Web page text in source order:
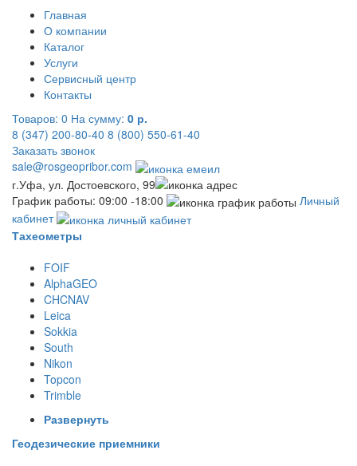
Главная
О компании
Каталог
Услуги
Сервисный центр
Контакты
Товаров: 0 На сумму: 0 р.
8 (347) 200-80-40 8 (800) 550-61-40
Заказать звонок
sale@rosgeopribor.com
г.Уфа, ул. Достоевского, 99
График работы: 09:00 -18:00
Личный
кабинет
Тахеометры
FOIF
AlphaGEO
CHCNAV
Leica
Sokkia
South
Nikon
Topcon
Trimble
Развернуть
Геодезические приемники